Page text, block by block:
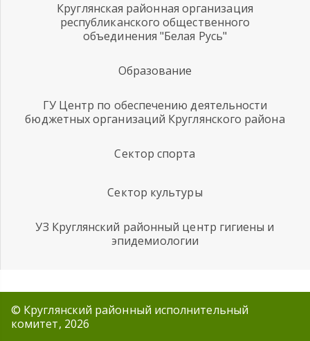
Круглянская районная организация
республиканского общественного
объединения "Белая Русь"
Образование
ГУ Центр по обеспечению деятельности
бюджетных организаций Круглянского района
Сектор спорта
Сектор культуры
УЗ Круглянский районный центр гигиены и
эпидемиологии
© Круглянский районный исполнительный
комитет, 2026